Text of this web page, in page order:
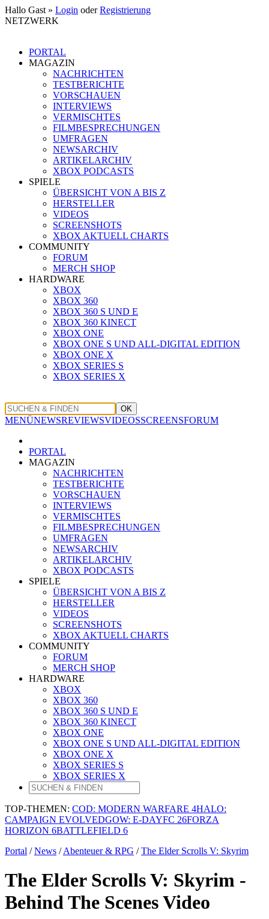
Hallo Gast » Login oderRegistrierung
NETZWERK
PORTAL
MAGAZIN
NACHRICHTEN
TESTBERICHTE
VORSCHAUEN
INTERVIEWS
VERMISCHTES
FILMBESPRECHUNGEN
UMFRAGEN
NEWSARCHIV
ARTIKELARCHIV
XBOX PODCASTS
SPIELE
ÜBERSICHT VON A BIS Z
HERSTELLER
VIDEOS
SCREENSHOTS
XBOX AKTUELL CHARTS
COMMUNITY
FORUM
MERCH SHOP
HARDWARE
XBOX
XBOX 360
XBOX 360 S UND E
XBOX 360 KINECT
XBOX ONE
XBOX ONE S UND ALL-DIGITAL EDITION
XBOX ONE X
XBOX SERIES S
XBOX SERIES X
OK
MENÜNEWSREVIEWSVIDEOSSCREENSFORUM
PORTAL
MAGAZIN
NACHRICHTEN
TESTBERICHTE
VORSCHAUEN
INTERVIEWS
VERMISCHTES
FILMBESPRECHUNGEN
UMFRAGEN
NEWSARCHIV
ARTIKELARCHIV
XBOX PODCASTS
SPIELE
ÜBERSICHT VON A BIS Z
HERSTELLER
VIDEOS
SCREENSHOTS
XBOX AKTUELL CHARTS
COMMUNITY
FORUM
MERCH SHOP
HARDWARE
XBOX
XBOX 360
XBOX 360 S UND E
XBOX 360 KINECT
XBOX ONE
XBOX ONE S UND ALL-DIGITAL EDITION
XBOX ONE X
XBOX SERIES S
XBOX SERIES X
TOP-THEMEN: COD: MODERN WARFARE 4HALO:
CAMPAIGN EVOLVEDGOW: E-DAYFC 26FORZA
HORIZON 6BATTLEFIELD 6
Portal /News /Abenteuer & RPG /The Elder Scrolls V: Skyrim
The Elder Scrolls V: Skyrim -
Behind The Scenes Video